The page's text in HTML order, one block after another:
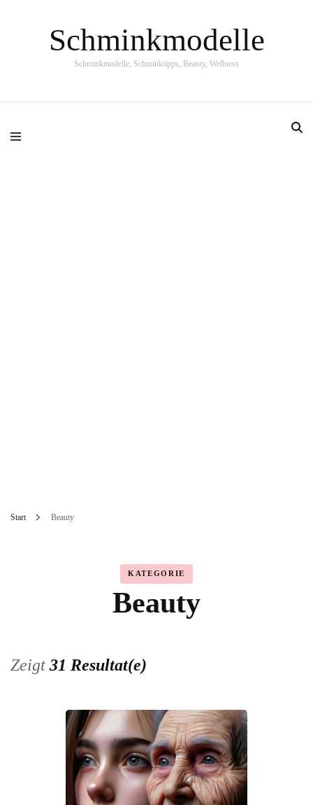
Schminkmodelle
Schminkmodelle, Schminktipps, Beauty, Wellness
Start Beauty
KATEGORIE
Beauty
Zeigt 31 Resultat(e)